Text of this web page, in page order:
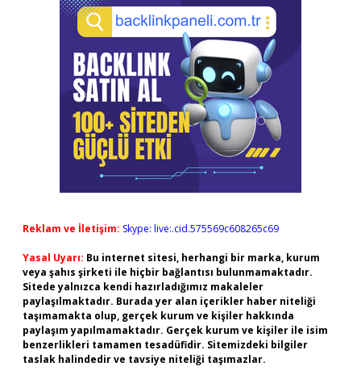
Reklam ve İletişim: Skype: live:.cid.575569c608265c69
Yasal Uyarı: Bu internet sitesi, herhangi bir marka, kurum
veya şahıs şirketi ile hiçbir bağlantısı bulunmamaktadır.
Sitede yalnızca kendi hazırladığımız makaleler
paylaşılmaktadır. Burada yer alan içerikler haber niteliği
taşımamakta olup, gerçek kurum ve kişiler hakkında
paylaşım yapılmamaktadır. Gerçek kurum ve kişiler ile isim
benzerlikleri tamamen tesadüfidir. Sitemizdeki bilgiler
taslak halindedir ve tavsiye niteliği taşımazlar.